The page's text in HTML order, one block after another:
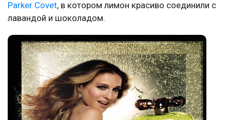
Parker Covet, в котором лимон красиво соединили с
лавандой и шоколадом.